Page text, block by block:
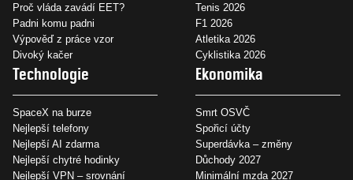
Proč vláda zavádí EET?
Padni komu padni
Výpověď z práce vzor
Divoký kačer
Tenis 2026
F1 2026
Atletika 2026
Cyklistika 2026
Technologie
SpaceX na burze
Nejlepší telefony
Nejlepší AI zdarma
Nejlepší chytré hodinky
Nejlepší VPN – srovnání
Ekonomika
Smrt OSVČ
Spořicí účty
Superdávka – změny
Důchody 2027
Minimální mzda 2027